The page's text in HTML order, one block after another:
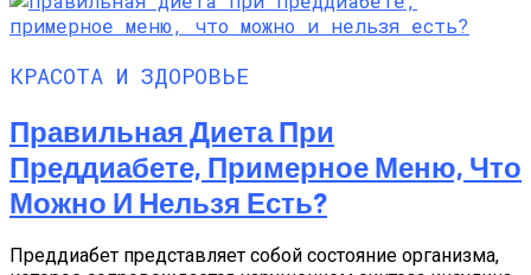
КРАСОТА И ЗДОРОВЬЕ
Правильная Диета При
Преддиабете, Примерное Меню, Что
Можно И Нельзя Есть?
Преддиабет представляет собой состояние организма,